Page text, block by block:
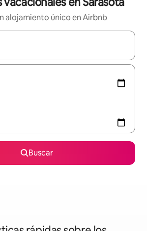
alojamiento único en Airbnb
estén disponibles, podrás navegar
Buscar